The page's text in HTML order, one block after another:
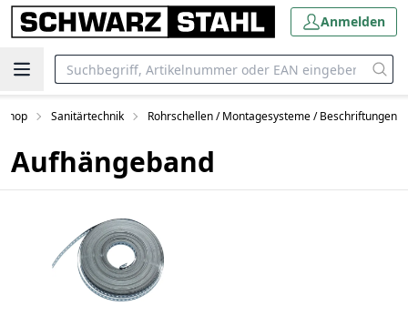
Anmelden
Sanitärtechnik Rohrschellen / Montagesysteme / Beschriftungen
Aufhängeband